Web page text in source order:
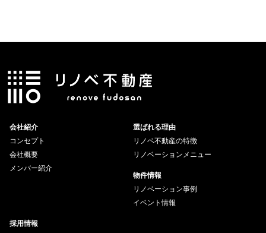
会社紹介
コンセプト
会社概要
メンバー紹介
選ばれる理由
リノベ不動産の特徴
リノベーションメニュー
物件情報
リノベーション事例
イベント情報
採用情報